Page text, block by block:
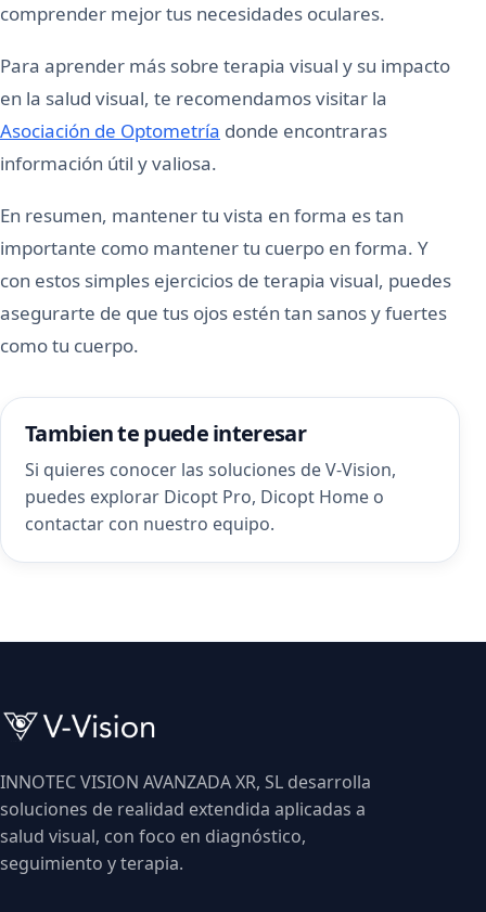
comprender mejor tus necesidades oculares.
Para aprender más sobre terapia visual y su impacto
en la salud visual, te recomendamos visitar la
Asociación de Optometría donde encontraras
información útil y valiosa.
En resumen, mantener tu vista en forma es tan
importante como mantener tu cuerpo en forma. Y
con estos simples ejercicios de terapia visual, puedes
asegurarte de que tus ojos estén tan sanos y fuertes
como tu cuerpo.
Tambien te puede interesar
Si quieres conocer las soluciones de V-Vision,
puedes explorar Dicopt Pro, Dicopt Home o
contactar con nuestro equipo.
INNOTEC VISION AVANZADA XR, SL desarrolla
soluciones de realidad extendida aplicadas a
salud visual, con foco en diagnóstico,
seguimiento y terapia.